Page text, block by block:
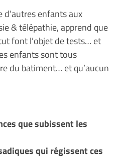
d’autres enfants aux
& télépathie, apprend que
font l’objet de tests… et
enfants sont tous
du batiment… et qu’aucun
que subissent les
qui régissent ces